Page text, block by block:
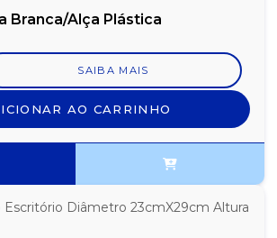
Branca/Alça Plástica
SAIBA MAIS
AO CARRINHO